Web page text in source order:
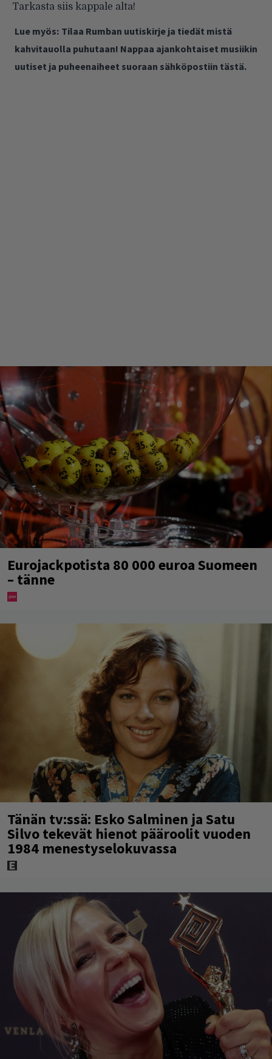
Tarkasta siis kappale alta!
Lue myös: Tilaa Rumban uutiskirje ja tiedät mistä
kahvitauolla puhutaan! Nappaa ajankohtaiset musiikin
uutiset ja puheenaiheet suoraan sähköpostiin tästä.
Eurojackpotista 80 000 euroa Suomeen
– tänne
Tänän tv:ssä: Esko Salminen ja Satu
Silvo tekevät hienot pääroolit vuoden
1984 menestyselokuvassa